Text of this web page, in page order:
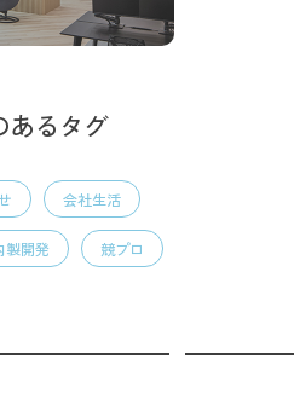
あるタグ
会社生活
製開発 競プロ